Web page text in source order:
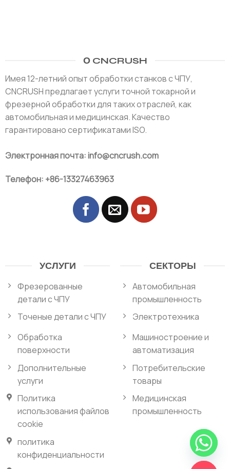
О CNCRUSH
Имея 12-летний опыт обработки станков с ЧПУ,
CNCRUSH предлагает услуги точной токарной и
фрезерной обработки для таких отраслей, как
автомобильная и медицинская. Качество
гарантировано сертификатами ISO.
Электронная почта: info@cncrush.com
Телефон: +86-13327463963
УСЛУГИ
Фрезерованные
детали с ЧПУ
Точеные детали с ЧПУ
Обработка
поверхности
Дополнительные
услуги
Политика
использования файлов
cookie
политика
конфиденциальности
СЕКТОРЫ
Автомобильная
промышленность
Электротехника
Машиностроение и
автоматизация
Потребительские
товары
Медицинская
промышленность
ОБЩЕНИЕ